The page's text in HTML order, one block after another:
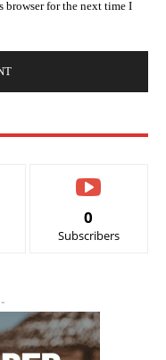
browser for the next time I
0
Subscribers